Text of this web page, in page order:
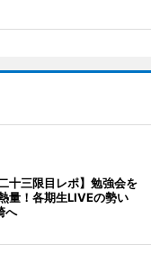
十三限目レポ】勉強会を
量！各期生LIVEの勢い
へ